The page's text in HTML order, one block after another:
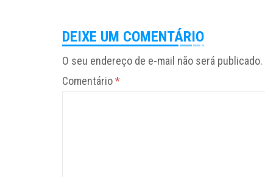
DEIXE UM COMENTÁRIO
O seu endereço de e-mail não será publicado.
Comentário*